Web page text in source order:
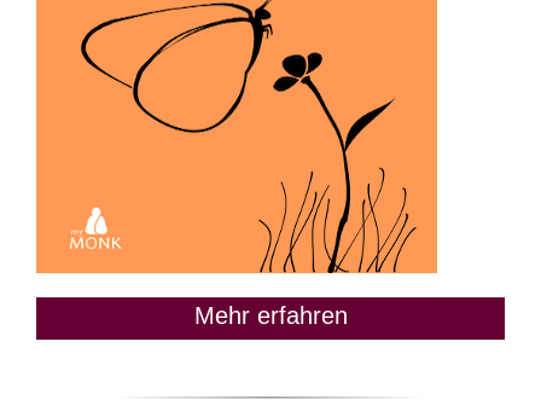
Mehr erfahren